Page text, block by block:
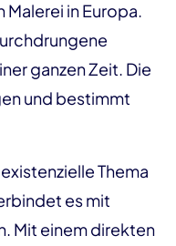
in Europa.
ganzen Zeit. Die
und bestimmt
Thema
es mit
Mit einem direkten